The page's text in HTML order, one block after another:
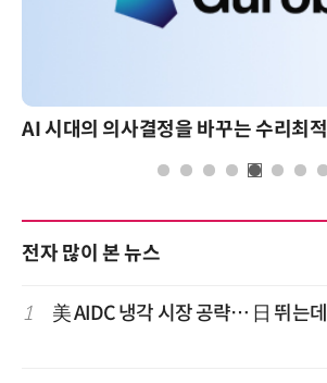
전자 많이 본 뉴스
1 美 AIDC 냉각 시장 공략… 日 뛰는